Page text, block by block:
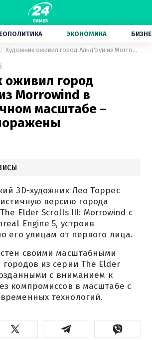
ЭКОНОМИКА
Художник оживил город Альд'рун из Morrowind в реалистичном масштабе – фанаты поражены
оживил город
Morrowind в
масштабе –
3D-художник Лео Торрес
версию города
Elder Scrolls III: Morrowind с
Engine 5, устроив
его улицам от первого лица.
своими масштабными
из серии The Elder
с вниманием к
компромиссов в масштабе с
технологий.